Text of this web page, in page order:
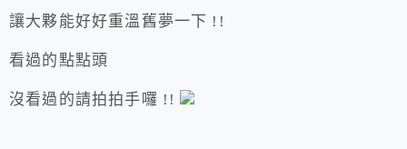
讓大夥能好好重溫舊夢一下 !!
看過的點點頭
沒看過的請拍拍手囉 !!